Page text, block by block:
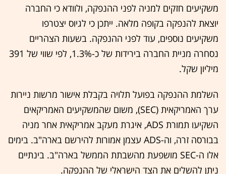
משקיעים חזקים למניה לפני ההנפקה, ולוודא כי החברה
יוצאת להנפקה בקופה מלאה. ייתכן כי לגיוס יצטרפו
משקיעים נוספים, עוד לפני ההנפקה. בשעות הצהריים
נסחרה מניית החברה בירידות של כ-1.3%, לפי שווי של 391
מיליון שקל.
השלמת ההנפקה בפועל תלויה בקבלת אישור מרשות ניירות
ערך האמריקאית (SEC), משום שהמשקיעים האמריקאים
השקיעו תמורת ADS, איגרת מעקב אמריקאית אחר מניה
בבורסה זרה, וה-ADS עצמן אמורות להירשם בארה"ב. בימים
אלו ה-SEC מושפעת מהשבתת הממשל בארה"ב. בינתיים
ניתן להשלים את הצד הישראלי של ההנפקה.